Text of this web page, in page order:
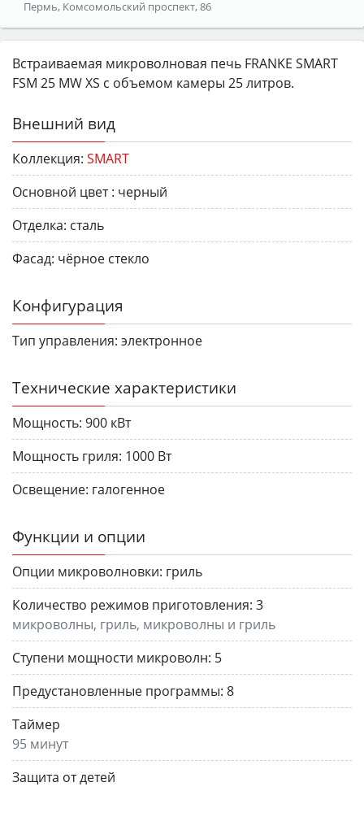
Пермь, Комсомольский проспект, 86
Встраиваемая микроволновая печь FRANKE SMART
FSM 25 MW XS с объемом камеры 25 литров.
Внешний вид
Коллекция: SMART
Основной цвет : черный
Отделка: сталь
Фасад: чёрное стекло
Конфигурация
Тип управления: электронное
Технические характеристики
Мощность: 900 кВт
Мощность гриля: 1000 Вт
Освещение: галогенное
Функции и опции
Опции микроволновки: гриль
Количество режимов приготовления: 3
микроволны, гриль, микроволны и гриль
Ступени мощности микроволн: 5
Предустановленные программы: 8
Таймер
95 минут
Защита от детей